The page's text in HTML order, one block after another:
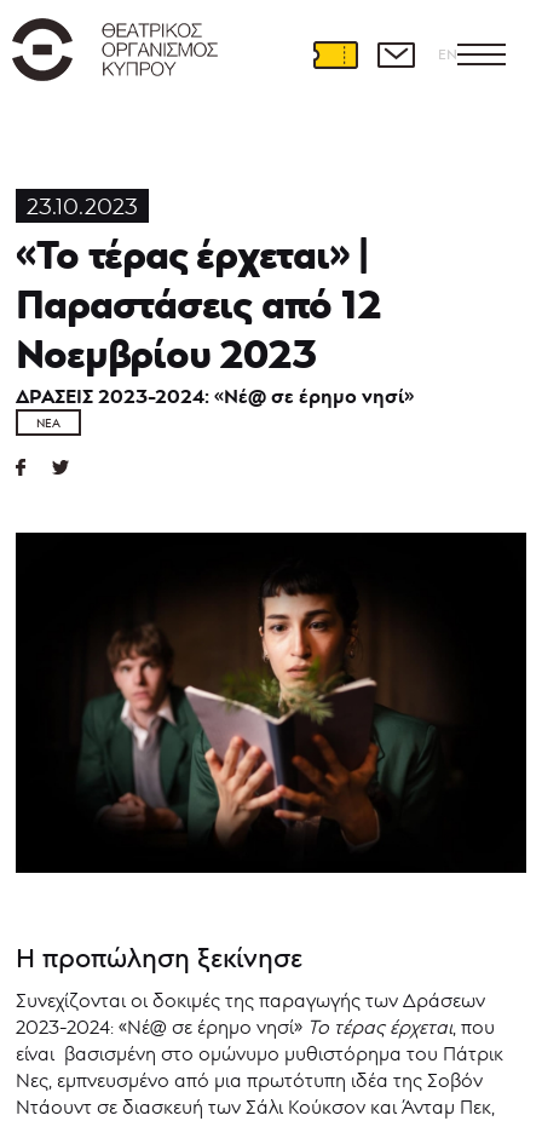
EN
23.10.2023
«Το τέρας έρχεται» |
Παραστάσεις από 12
Νοεμβρίου 2023
ΔΡΑΣΕΙΣ 2023-2024: «Νέ@ σε έρημο νησί»
ΝΈΑ
Η προπώληση ξεκίνησε
Συνεχίζονται οι δοκιμές της παραγωγής των Δράσεων
2023-2024: «Νέ@ σε έρηµο νησί» Το τέρας έρχεται, που
είναι βασισμένη στο ομώνυμο μυθιστόρημα του Πάτρικ
Νες, εμπνευσμένο από μια πρωτότυπη ιδέα της Σοβόν
Ντάουντ σε διασκευή των Σάλι Κούκσον και Άνταμ Πεκ,